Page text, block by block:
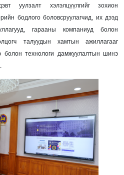
уулзалт хэлэлцүүлгийг зохион
бодлого боловсруулагчид, их дээд
гарааны компаниуд болон
талуудын хамтын ажиллагааг
болон технологи дамжуулалтын шинэ